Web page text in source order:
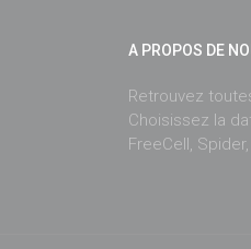
A PROPOS DE
Retrouvez
Choisissez la
FreeCell,